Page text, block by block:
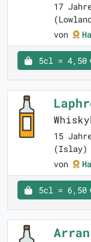
17
von
5cl = 4,50
15
(Islay)
von
5cl = 6,50